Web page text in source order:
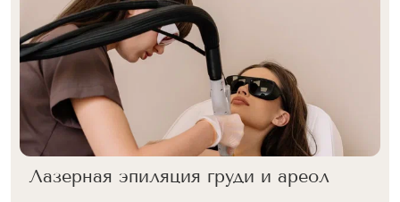
Лазерная эпиляция декольте